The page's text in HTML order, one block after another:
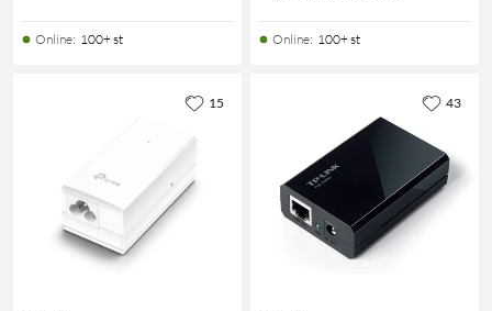
Online: 100+ st Online: 100+ st
15 43